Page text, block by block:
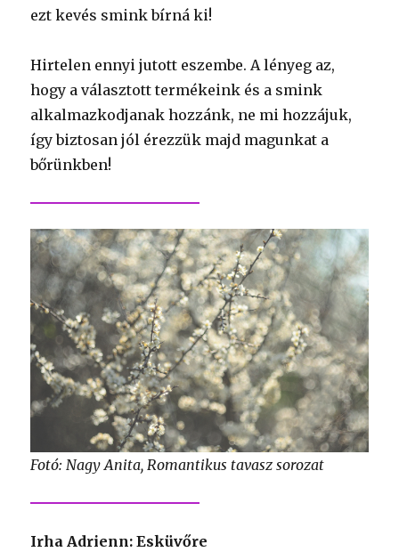
ezt kevés smink bírná ki!
Hirtelen ennyi jutott eszembe. A lényeg az,
hogy a választott termékeink és a smink
alkalmazkodjanak hozzánk, ne mi hozzájuk,
így biztosan jól érezzük majd magunkat a
bőrünkben!
Fotó: Nagy Anita, Romantikus tavasz sorozat
Irha Adrienn: Esküvőre